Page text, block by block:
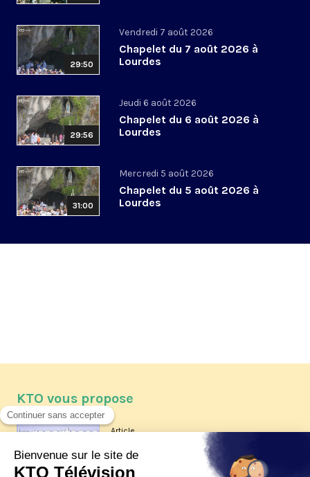
29:50
Vendredi 7 août 2026
Chapelet du 7 août 2026 à
Lourdes
29:56
Jeudi 6 août 2026
Chapelet du 6 août 2026 à
Lourdes
31:00
Mercredi 5 août 2026
Chapelet du 5 août 2026 à
Lourdes
KTO vous propose
Article
Les reportages d'été 2026 de KTO